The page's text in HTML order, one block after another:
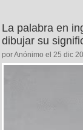
La palabra en
dibujar su
por Anónimo el 25 dic